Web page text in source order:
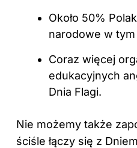
Około 50%
narodowe w tym
Coraz więcej
edukacyjnych
Dnia Flagi.
Nie możemy także
ściśle łączy się z